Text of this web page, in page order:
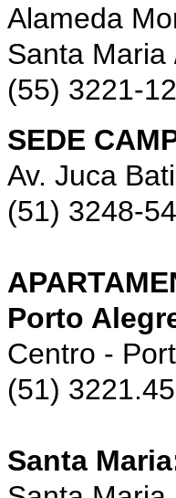
Alameda
Santa
(55) 3221-
SEDE
Av. Juca
(51) 3248-
Porto
Centro -
(51)
Santa